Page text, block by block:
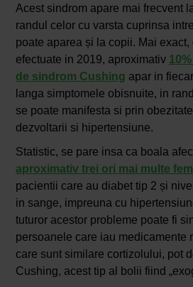
Acest sindrom apare mai frecvent
randul celor cu varsta cuprinsa
poate aparea și la copii. Mai
efectuate in 2019, aproximativ
de sindrom Cushing apar in
langa simptomele obisnuite, in
se poate manifesta si prin
dezvoltarii si hipertensiune.
Statistic, se pare insa ca boala
aproximativ trei ori mai multe
pacientii care au diabet tip 2 și
in sange, impreuna cu
tuturor acestor probleme poate fi
persoanele care iau medicamente
care sunt similare cortizolului, pot
Cushing, acest tip al bolii fiind